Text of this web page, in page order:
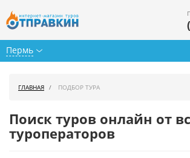
Пермь
Горящие туры
ГЛАВНАЯ ПОДБОР ТУРА
Поиск туров онлайн от
туроператоров